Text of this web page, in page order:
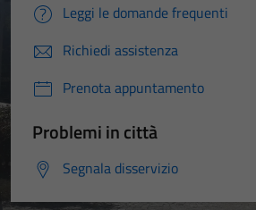
Leggi le domande frequenti
Richiedi assistenza
Prenota appuntamento
Problemi in città
Segnala disservizio